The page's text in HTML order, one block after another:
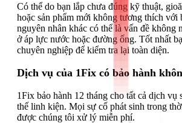
Có thể do bạn lắp chưa đúng kỹ thuật,
hoặc sản phẩm mới không tương thích với
nguyên nhân khác có thể là vấn đề không
ở áp lực nước hoặc đường ống. Tốt nhất
chuyên nghiệp để kiểm tra lại toàn diện.
Dịch vụ của 1Fix có bảo hành
1Fix bảo hành 12 tháng cho tất cả dịch vụ
thế linh kiện. Mọi sự cố phát sinh trong
được chúng tôi xử lý miễn phí.